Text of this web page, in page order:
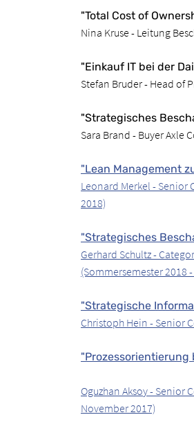
"Total Cost of
Nina Kruse - Leitung
"Einkauf IT bei der
Stefan Bruder - Head of
"Strategisches
Sara Brand - Buyer Axle
"Lean Management
Leonard Merkel - Senior
2018)
"Strategisches
Gerhard Schultz -
(Sommersemester 2018
"Strategische
Christoph Hein - Senior
"Prozessorientierung
Oguzhan Aksoy - Senior
November 2017)